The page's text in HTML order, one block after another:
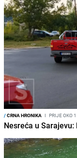
/CRNA HRONIKA I PRIJE OKO
Nesreća u